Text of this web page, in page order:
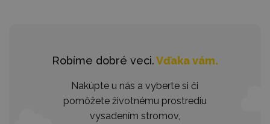
Robíme dobré veci.Vďaka vám.
Nakúpte u nás a vyberte si či
pomôžete životnému prostrediu
vysadením stromov,